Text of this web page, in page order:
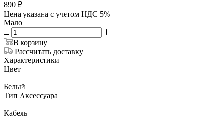
890 ₽
Цена указана с учетом НДС 5%
Мало
В корзину
Рассчитать доставку
Характеристики
Цвет
—
Белый
Тип Аксессуара
—
Кабель